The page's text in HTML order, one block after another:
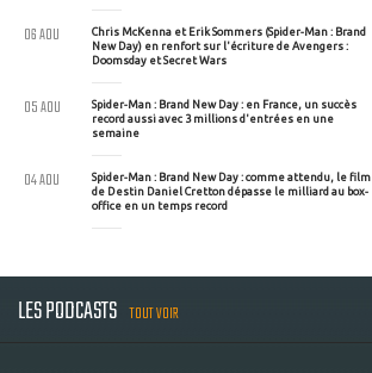
Chris McKenna et Erik Sommers (Spider-Man : Brand
New Day) en renfort sur l'écriture de Avengers :
Doomsday et Secret Wars
06 AOU
Spider-Man : Brand New Day : en France, un succès
record aussi avec 3 millions d'entrées en une
semaine
05 AOU
Spider-Man : Brand New Day : comme attendu, le film
de Destin Daniel Cretton dépasse le milliard au box-
office en un temps record
04 AOU
LES PODCASTS TOUT VOIR